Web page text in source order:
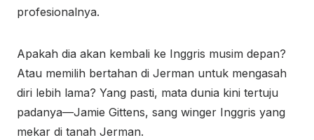
profesionalnya.
Apakah dia akan kembali ke Inggris musim depan?
Atau memilih bertahan di Jerman untuk mengasah
diri lebih lama? Yang pasti, mata dunia kini tertuju
padanya—Jamie Gittens, sang winger Inggris yang
mekar di tanah Jerman.